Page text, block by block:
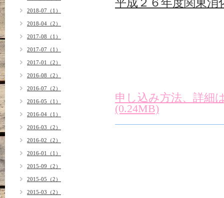
平成２６年度関東消
申し込み方法、詳
(0.24MB)
2018-07（1）
2018-04（2）
2017-08（1）
2017-07（1）
2017-01（2）
2016-08（2）
2016-07（2）
2016-05（1）
2016-04（1）
2016-03（2）
2016-02（2）
2016-01（1）
2015-09（2）
2015-05（2）
2015-03（2）